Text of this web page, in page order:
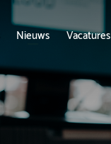
Nieuws Vacatures